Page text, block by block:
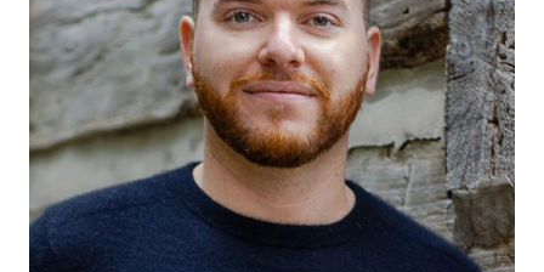
Sean Hillier
CHERCHEUR CTN+